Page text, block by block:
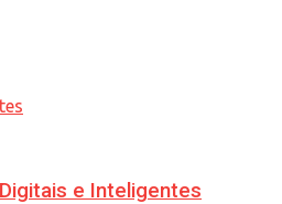
e Inteligentes